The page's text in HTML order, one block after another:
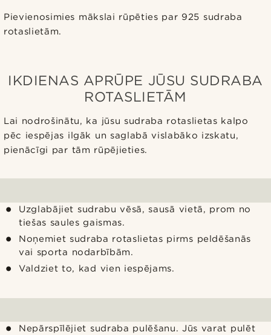
Pievienosimies mākslai rūpēties par 925 sudraba
rotaslietām.
IKDIENAS APRŪPE JŪSU SUDRABA
ROTASLIETĀM
Lai nodrošinātu, ka jūsu sudraba rotaslietas kalpo
pēc iespējas ilgāk un saglabā vislabāko izskatu,
pienācīgi par tām rūpējieties.
Uzglabājiet sudrabu vēsā, sausā vietā, prom no
tiešas saules gaismas.
Noņemiet sudraba rotaslietas pirms peldēšanās
vai sporta nodarbībām.
Valdziet to, kad vien iespējams.
Nepārspīlējiet sudraba pulēšanu. Jūs varat pulēt